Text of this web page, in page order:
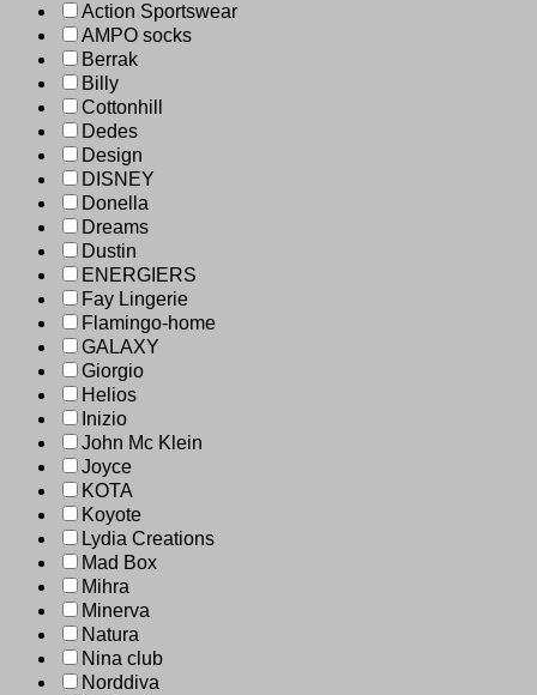
Action Sportswear
AMPO socks
Berrak
Billy
Cottonhill
Dedes
Design
DISNEY
Donella
Dreams
Dustin
ENERGIERS
Fay Lingerie
Flamingo-home
GALAXY
Giorgio
Helios
Inizio
John Mc Klein
Joyce
KOTA
Koyote
Lydia Creations
Mad Box
Mihra
Minerva
Natura
Nina club
Norddiva